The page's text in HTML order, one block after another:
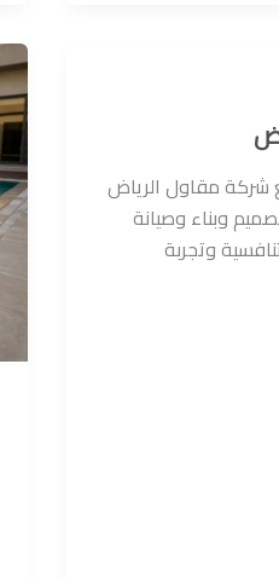
مقاول الرياض
وبناء وصيانة
وتجربة